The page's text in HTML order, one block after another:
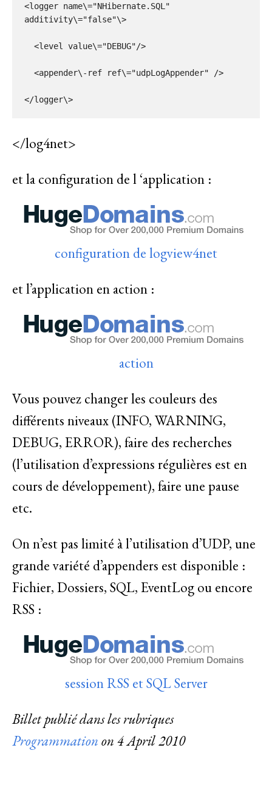
<logger name\="NHibernate.SQL"
additivity\="false"\>
</log4net>
et la configuration de l ‘application :
configuration de logview4net
et l’application en action :
action
Vous pouvez changer les couleurs des
différents niveaux (INFO, WARNING,
DEBUG, ERROR), faire des recherches
(l’utilisation d’expressions régulières est en
cours de développement), faire une pause
etc.
On n’est pas limité à l’utilisation d’UDP, une
grande variété d’appenders est disponible :
Fichier, Dossiers, SQL, EventLog ou encore
RSS :
session RSS et SQL Server
Billet publié dans les rubriques
Programmation on 4 April 2010